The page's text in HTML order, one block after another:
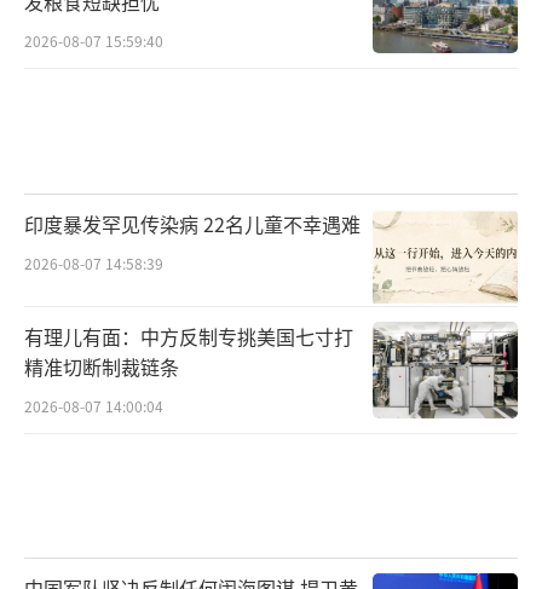
2026-08-07 15:59:40
印度暴发罕见传染病 22名儿童不幸遇难
2026-08-07 14:58:39
有理儿有面：中方反制专挑美国七寸打
精准切断制裁链条
2026-08-07 14:00:04